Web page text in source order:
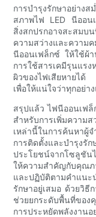
การบำรุงรักษาอย่างส
สภาพไฟ LED นีออน
สิ่งสกปรกอาจสะสม
ความสว่างและความ
นีออนเฟล็กซ์ ให้ใช้ผ้า
การใช้สารเคมีรุนแร
ผิวของไฟเสียหายได้
เพื่อให้แน่ใจว่าทุกอย่
สรุปแล้ว ไฟนีออนเฟล็
สำหรับการเพิ่มควา
เหล่านี้ในการค้นหาผู้
การติดตั้งและบำรุงรั
ประโยชน์จากโซลูชั
ให้ความสำคัญกับคุณภ
และปฏิบัติตามคำแนะ
รักษาอยู่เสมอ ด้วยวิธี
ช่วยยกระดับพื้นที่ของ
การประหยัดพลังงานอ